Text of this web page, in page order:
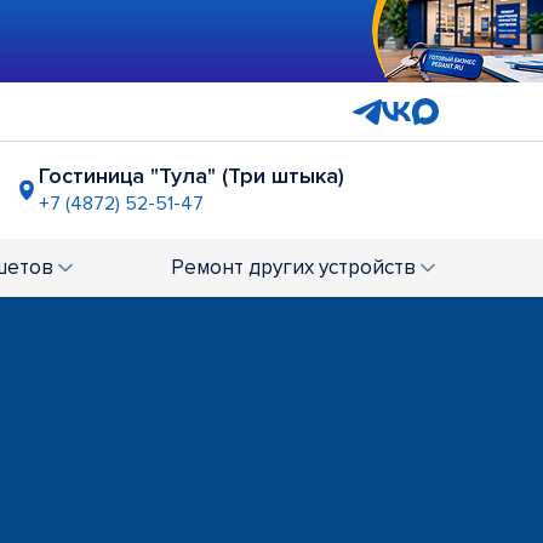
Гостиница "Тула" (Три штыка)
+7 (4872) 52-51-47
Ремонт других устройств